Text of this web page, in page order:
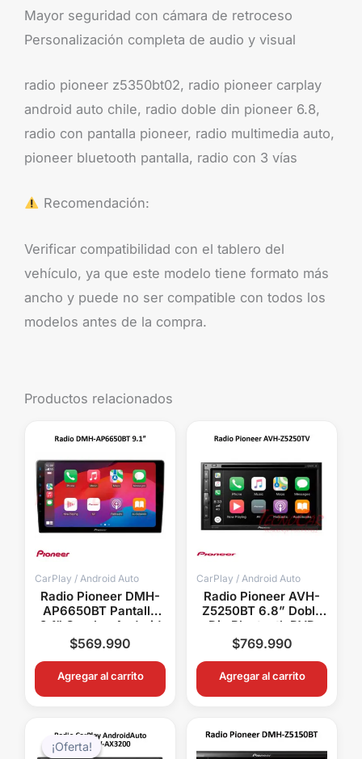
Mayor seguridad con cámara de retroceso
Personalización completa de audio y visual
radio pioneer z5350bt02, radio pioneer carplay
android auto chile, radio doble din pioneer 6.8,
radio con pantalla pioneer, radio multimedia auto,
pioneer bluetooth pantalla, radio con 3 vías
Recomendación:
Verificar compatibilidad con el tablero del
vehículo, ya que este modelo tiene formato más
ancho y puede no ser compatible con todos los
modelos antes de la compra.
Productos relacionados
CarPlay / Android Auto
Radio Pioneer DMH-
AP6650BT Pantalla
9.1” Carplay Android
Auto Inalambrico
$569.990
Agregar al carrito
CarPlay / Android Auto
Radio Pioneer AVH-
Z5250BT 6.8” Doble
Din Bluetooth DVD
USB Cámara Control
Volante
$769.990
Agregar al carrito
¡Oferta!
¡Oferta!
precio